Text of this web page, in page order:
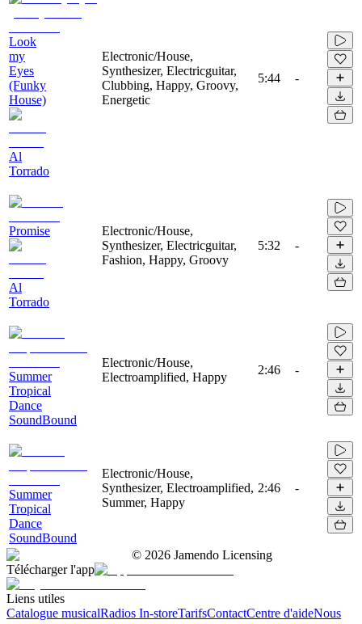
Look
my
Eyes
(Funky
House)
Al
Torrado
Electronic/House,
Synthesizer, Electricguitar,
Clubbing, Happy, Groovy,
Energetic
5:44 -
Promise
Al
Torrado
Electronic/House,
Synthesizer, Electricguitar,
Fashion, Happy, Groovy
5:32 -
Summer
Tropical
Dance
SoundBound
Electronic/House,
Electroamplified, Happy
2:46 -
Summer
Tropical
Dance
SoundBound
Electronic/House,
Synthesizer, Electroamplified,
Summer, Happy
2:46 -
© 2026 Jamendo Licensing
Télécharger l'app
Liens utiles
Catalogue musicalRadios In-storeTarifsContactCentre d'aideNous